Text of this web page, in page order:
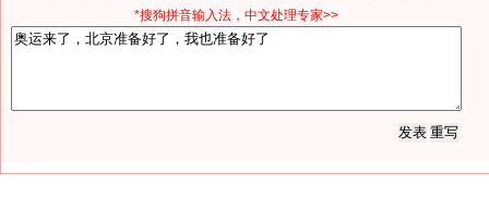
*搜狗拼音输入法，中文处理专家>>